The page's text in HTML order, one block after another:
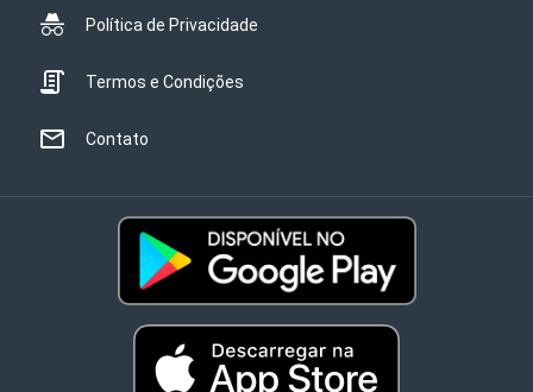
Política de Privacidade
Termos e Condições
Contato